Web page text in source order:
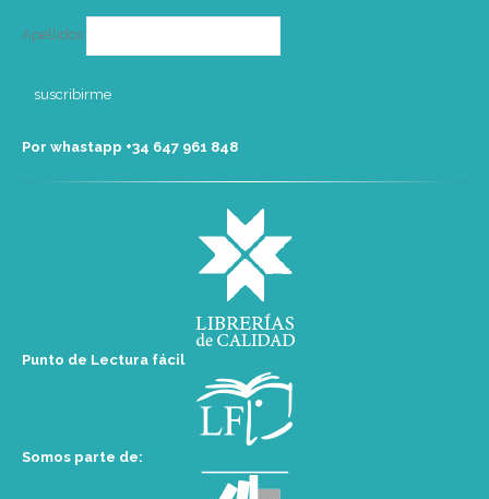
Apellidos
Por whastapp +34 ‭647 961 848‬
Punto de Lectura fácil
Somos parte de: